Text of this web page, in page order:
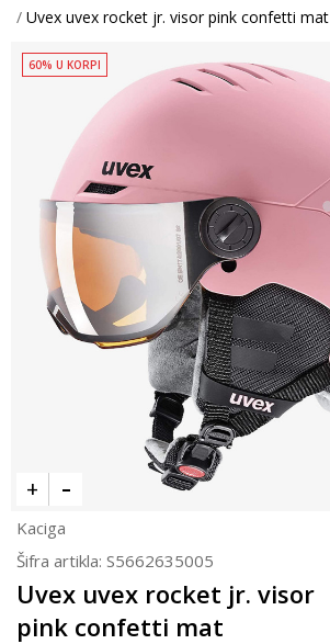
Uvex uvex rocket jr. visor pink confetti mat
60% U KORPI
Kaciga
Šifra artikla: S5662635005
Uvex uvex rocket jr. visor
pink confetti mat